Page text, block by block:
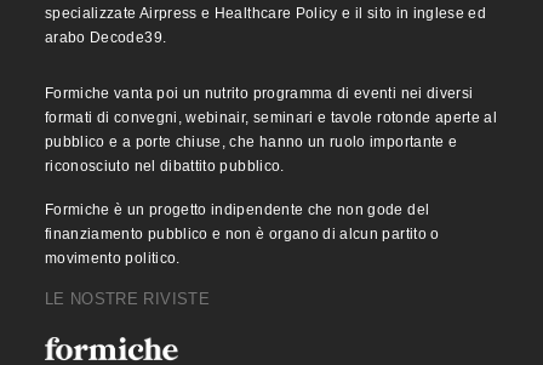
specializzate Airpress e Healthcare Policy e il sito in inglese ed
arabo Decode39.
Formiche vanta poi un nutrito programma di eventi nei diversi
formati di convegni, webinair, seminari e tavole rotonde aperte al
pubblico e a porte chiuse, che hanno un ruolo importante e
riconosciuto nel dibattito pubblico.
Formiche è un progetto indipendente che non gode del
finanziamento pubblico e non è organo di alcun partito o
movimento politico.
LE NOSTRE RIVISTE